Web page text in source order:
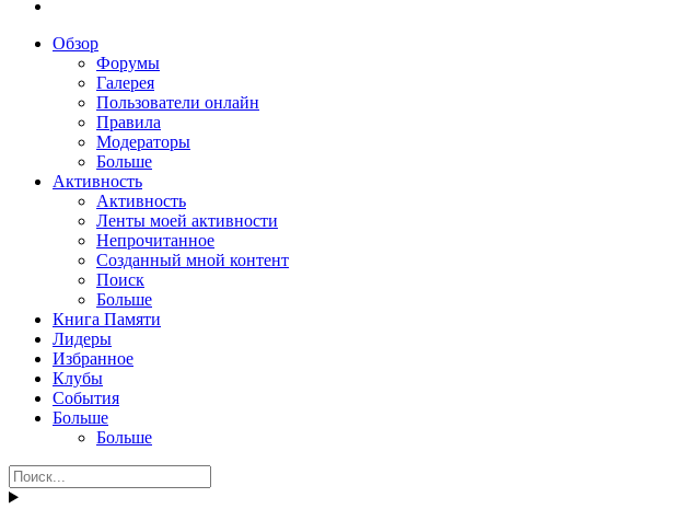
Обзор
Форумы
Галерея
Пользователи онлайн
Правила
Модераторы
Больше
Активность
Активность
Ленты моей активности
Непрочитанное
Созданный мной контент
Поиск
Больше
Книга Памяти
Лидеры
Избранное
Клубы
События
Больше
Больше